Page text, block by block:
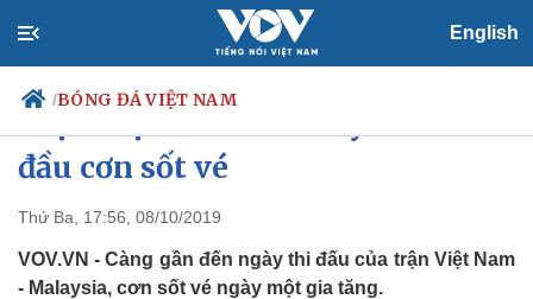
English
/BÓNG ĐÁ VIỆT NAM
Chính trị
Đảng
Tổ chức nhân sự
Tin 24h
Dự báo thời tiết
đầu cơn sốt vé
Thứ Ba, 17:56, 08/10/2019
VOV.VN - Càng gần đến ngày thi đấu của trận Việt Nam
- Malaysia, cơn sốt vé ngày một gia tăng.